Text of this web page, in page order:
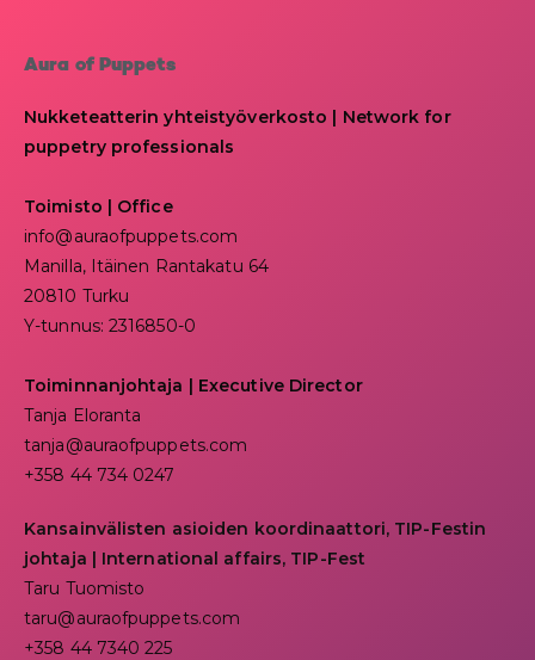
Aura of Puppets
Nukketeatterin yhteistyöverkosto | Network for
puppetry professionals
Toimisto | Office
info@auraofpuppets.com
Manilla, Itäinen Rantakatu 64
20810 Turku
Y-tunnus: 2316850-0
Toiminnanjohtaja | Executive Director
Tanja Eloranta
tanja@auraofpuppets.com
+358 44 734 0247
Kansainvälisten asioiden koordinaattori, TIP-Festin
johtaja | International affairs, TIP-Fest
Taru Tuomisto
taru@auraofpuppets.com
+358 44 7340 225